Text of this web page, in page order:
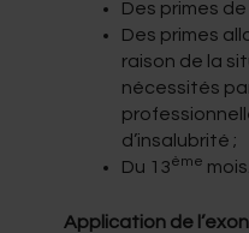
Des primes
Des primes
raison de la
nécessités
d’insalubrité ;
Du 13ème mois.
Application de